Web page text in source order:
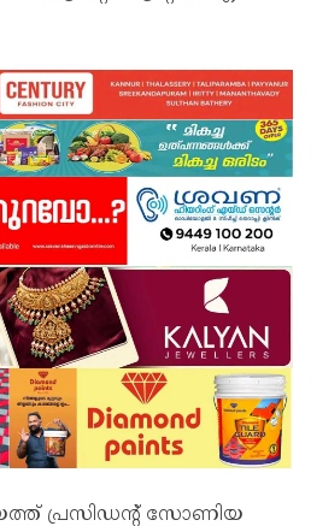
പ്രസിഡന്റ് സോണിയ